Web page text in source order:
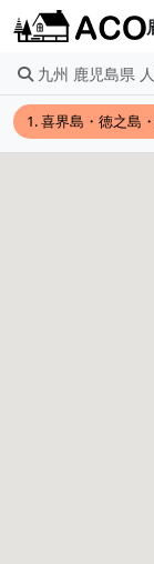
九州 鹿児島県
1. 喜界島・徳之島